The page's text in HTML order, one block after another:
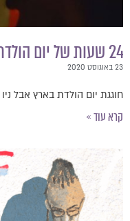
24 שעות של יום הולדת עם ניחוח ניו יורקי בארץ.ֿ
23 באוגוסט 2020
חוגגת יום הולדת בארץ אבל
קרא עוד »